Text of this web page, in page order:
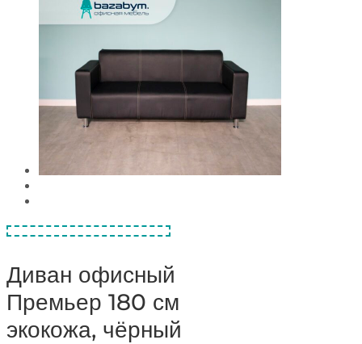
Диван офисный
Премьер 180 см
экокожа, чёрный